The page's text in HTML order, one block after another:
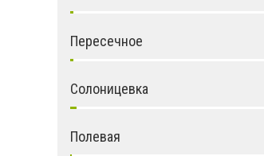
Пересечное
Солоницевка
Полевая